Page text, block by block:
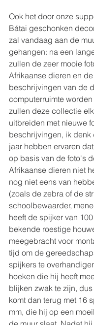
Ook het door onze
Bátai geschonken
zal vandaag aan de
gehangen: na een
zullen de zeer mooie
Afrikaanse dieren en de
beschrijvingen van de
computerruimte
zullen deze collectie
uitbreiden met nieuwe
beschrijvingen, ik denk
jaar hebben ervaren
op basis van de foto's
Afrikaanse dieren niet
nog niet eens van
(zoals de zebra of de
schoolbewaarder,
heeft de spijker van
bekende roestige
meegebracht voor
tijd om de
spijkers te
hoeken die hij heeft
blijken zwak te zijn,
komt dan terug met 16
mm, die hij op een